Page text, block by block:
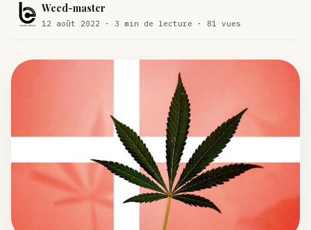
Recette : Préparation du beurre de Marrakech
Étude : L’extrait de cannabis, un traitement efficace
Un fabricant polonais de textiles à base de chanvre
Weed-master
12 août 2022 · 3 min de lecture · 81 vues